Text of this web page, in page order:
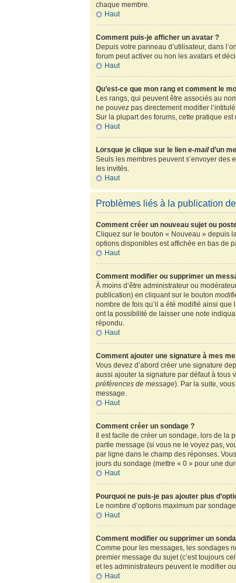
chaque membre.
Haut
Comment puis-je afficher un avatar ?
Depuis votre panneau d’utilisateur, dans
forum peut activer ou non les avatars et
Haut
Qu’est-ce que mon rang et comment le
Les rangs, qui peuvent être associés au
ne pouvez pas directement modifier
Sur la plupart des forums, cette pratique
Haut
Lorsque je clique sur le liene-maild’un
Seuls les membres peuvent s’envoyer des
les invités.
Haut
Problèmes liés à la publication
Comment créer un nouveau sujet ou
Cliquez sur le bouton « Nouveau » depuis
options disponibles est affichée en bas de
Haut
Comment modifier ou supprimer un
À moins d’être administrateur ou
publication) en cliquant sur le bouton
nombre de fois qu’il a été modifié ainsi
ont la possibilité de laisser une note
répondu.
Haut
Comment ajouter une signature à mes
Vous devez d’abord créer une signature
aussi ajouter la signature par défaut à tous
préférences de message). Par la suite,
message.
Haut
Comment créer un sondage ?
Il est facile de créer un sondage, lors de
partie message (si vous ne le voyez pas,
par ligne dans le champ des réponses.
jours du sondage (mettre « 0 » pour une
Haut
Pourquoi ne puis-je pas ajouter plus
Le nombre d’options maximum par
Haut
Comment modifier ou supprimer un
Comme pour les messages, les sondages
premier message du sujet (c’est toujours
et les administrateurs peuvent le modifier
Haut